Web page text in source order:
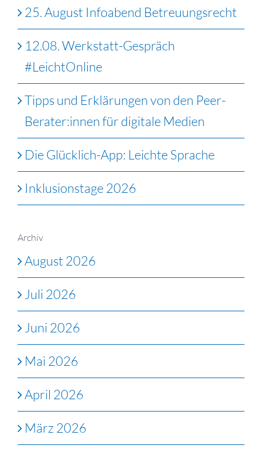
25. August Infoabend Betreuungsrecht
12.08. Werkstatt-Gespräch
#LeichtOnline
Tipps und Erklärungen von den Peer-
Berater:innen für digitale Medien
Die Glücklich-App: Leichte Sprache
Inklusionstage 2026
Archiv
August 2026
Juli 2026
Juni 2026
Mai 2026
April 2026
März 2026